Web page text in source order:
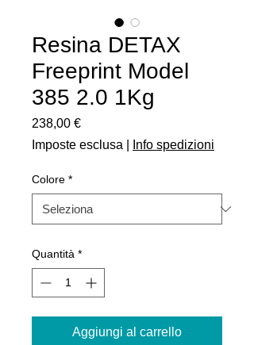
Resina DETAX
Freeprint Model
385 2.0 1Kg
238,00 €Prezzo
Imposte esclusa
Info spedizioni
Colore *
Quantità *
Aggiungi al carrello